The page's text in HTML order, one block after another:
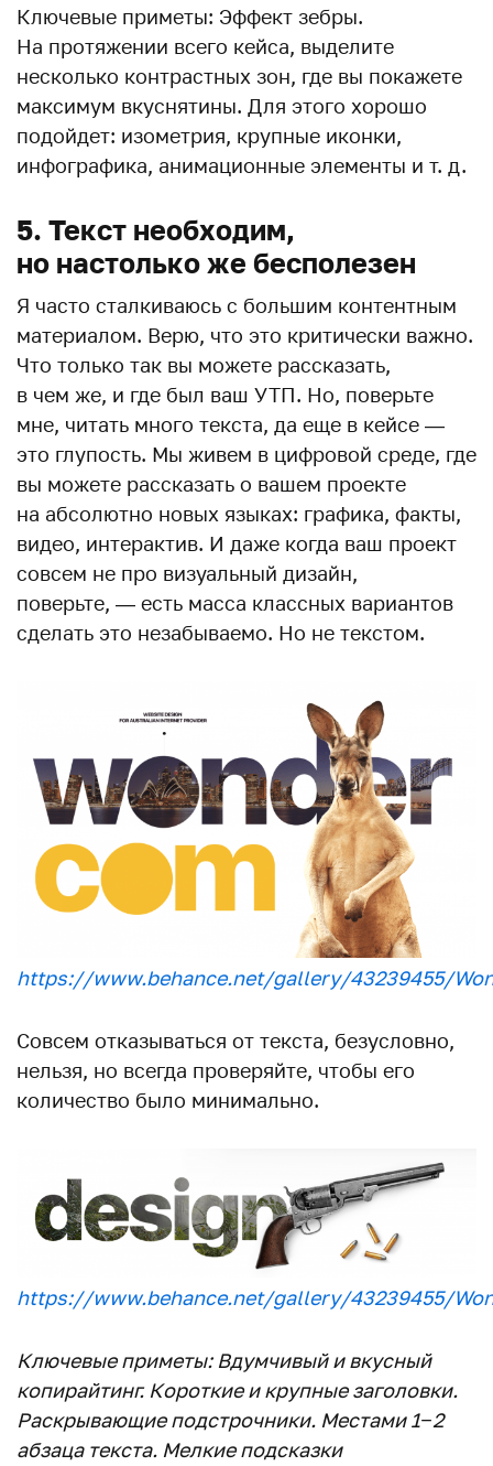
Ключевые приметы: Эффект зебры.
На протяжении всего кейса, выделите
несколько контрастных зон, где вы покажете
максимум вкуснятины. Для этого хорошо
подойдет: изометрия, крупные иконки,
инфографика, анимационные элементы и т. д.
5. Текст необходим,
но настолько же бесполезен
Я часто сталкиваюсь с большим контентным
материалом. Верю, что это критически важно.
Что только так вы можете рассказать,
в чем же, и где был ваш УТП. Но, поверьте
мне, читать много текста, да еще в кейсе —
это глупость. Мы живем в цифровой среде, где
вы можете рассказать о вашем проекте
на абсолютно новых языках: графика, факты,
видео, интерактив. И даже когда ваш проект
совсем не про визуальный дизайн,
поверьте, — есть масса классных вариантов
сделать это незабываемо. Но не текстом.
https://www.behance.net/gallery/43239455/
Совсем отказываться от текста, безусловно,
нельзя, но всегда проверяйте, чтобы его
количество было минимально.
https://www.behance.net/gallery/43239455/
Ключевые приметы: Вдумчивый и вкусный
копирайтинг. Короткие и крупные заголовки.
Раскрывающие подстрочники. Местами 1−2
абзаца текста. Мелкие подсказки